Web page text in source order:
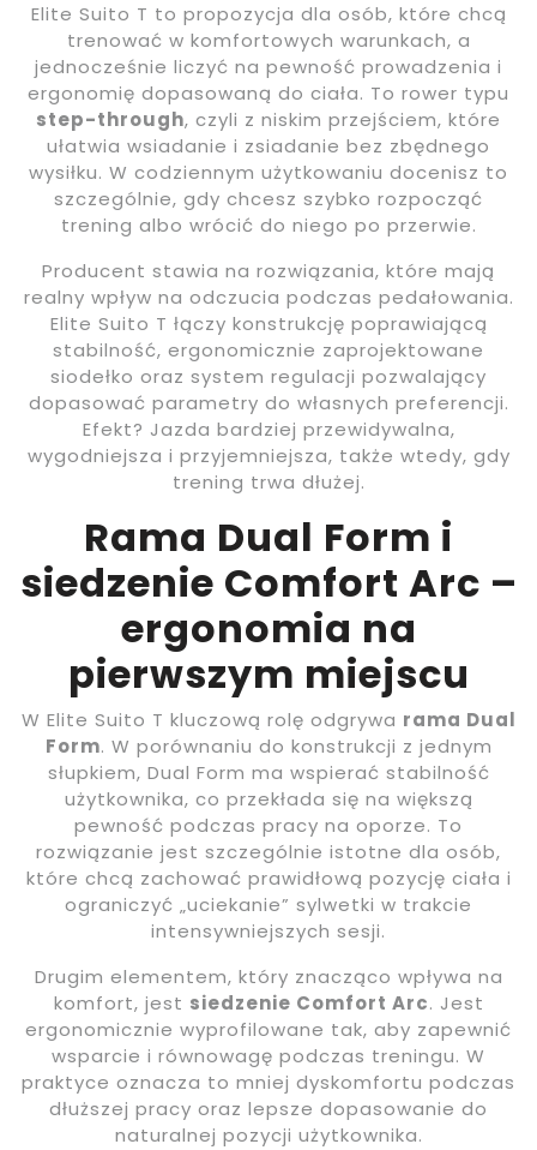
Elite Suito T to propozycja dla osób, które chcą
trenować w komfortowych warunkach, a
jednocześnie liczyć na pewność prowadzenia i
ergonomię dopasowaną do ciała. To rower typu
step-through, czyli z niskim przejściem, które
ułatwia wsiadanie i zsiadanie bez zbędnego
wysiłku. W codziennym użytkowaniu docenisz to
szczególnie, gdy chcesz szybko rozpocząć
trening albo wrócić do niego po przerwie.
Producent stawia na rozwiązania, które mają
realny wpływ na odczucia podczas pedałowania.
Elite Suito T łączy konstrukcję poprawiającą
stabilność, ergonomicznie zaprojektowane
siodełko oraz system regulacji pozwalający
dopasować parametry do własnych preferencji.
Efekt? Jazda bardziej przewidywalna,
wygodniejsza i przyjemniejsza, także wtedy, gdy
trening trwa dłużej.
Rama Dual Form i
siedzenie Comfort Arc –
ergonomia na
pierwszym miejscu
W Elite Suito T kluczową rolę odgrywa rama Dual
Form. W porównaniu do konstrukcji z jednym
słupkiem, Dual Form ma wspierać stabilność
użytkownika, co przekłada się na większą
pewność podczas pracy na oporze. To
rozwiązanie jest szczególnie istotne dla osób,
które chcą zachować prawidłową pozycję ciała i
ograniczyć „uciekanie” sylwetki w trakcie
intensywniejszych sesji.
Drugim elementem, który znacząco wpływa na
komfort, jest siedzenie Comfort Arc. Jest
ergonomicznie wyprofilowane tak, aby zapewnić
wsparcie i równowagę podczas treningu. W
praktyce oznacza to mniej dyskomfortu podczas
dłuższej pracy oraz lepsze dopasowanie do
naturalnej pozycji użytkownika.